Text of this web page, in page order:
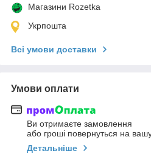
Магазини Rozetka
Укрпошта
Всі умови доставки
Умови оплати
Ви отримаєте замовлення
або гроші повернуться на
Детальніше